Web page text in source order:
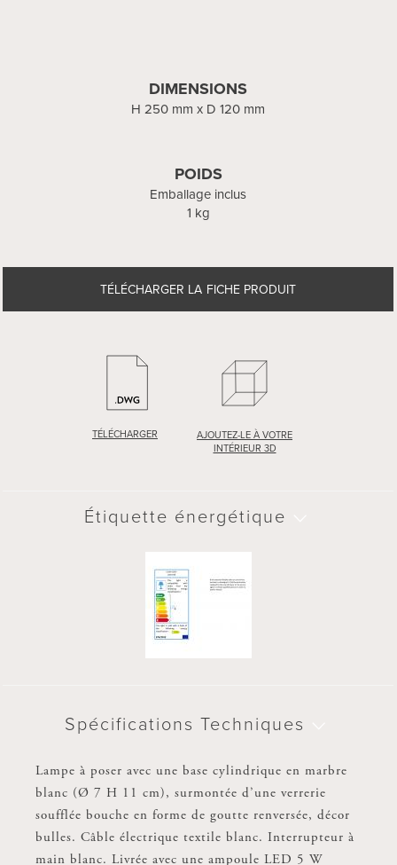
DIMENSIONS
H 250 mm x D 120 mm
POIDS
Emballage inclus
1 kg
TÉLÉCHARGER LA FICHE PRODUIT
TÉLÉCHARGER
AJOUTEZ-LE À VOTRE
INTÉRIEUR 3D
Étiquette énergétique
Spécifications Techniques
Lampe à poser avec une base cylindrique en marbre
blanc (Ø 7 H 11 cm), surmontée d’une verrerie
soufflée bouche en forme de goutte renversée, décor
bulles. Câble électrique textile blanc. Interrupteur à
main blanc. Livrée avec une ampoule LED 5 W